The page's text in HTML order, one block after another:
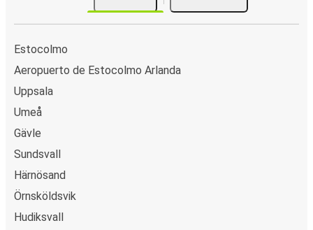
Estocolmo
Aeropuerto de Estocolmo Arlanda
Uppsala
Umeå
Gävle
Sundsvall
Härnösand
Örnsköldsvik
Hudiksvall